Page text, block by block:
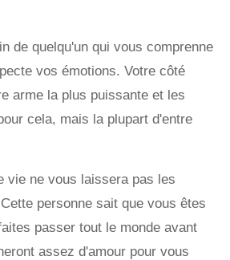
de quelqu'un qui vous comprenne
vos émotions. Votre côté
arme la plus puissante et les
cela, mais la plupart d'entre
vie ne vous laissera pas les
personne sait que vous êtes
passer tout le monde avant
assez d'amour pour vous